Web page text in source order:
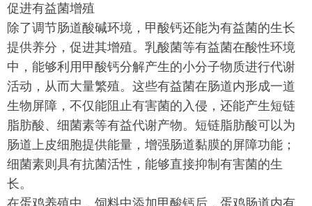
促进有益菌增殖
除了调节肠道酸碱环境，甲酸钙还能为有益菌的生长
提供养分，促进其增殖。乳酸菌等有益菌在酸性环境
中，能够利用甲酸钙分解产生的小分子物质进行代谢
活动，从而大量繁殖。这些有益菌在肠道内形成一道
生物屏障，不仅能阻止有害菌的入侵，还能产生短链
脂肪酸、细菌素等有益代谢产物。短链脂肪酸可以为
肠道上皮细胞提供能量，增强肠道黏膜的屏障功能；
细菌素则具有抗菌活性，能够直接抑制有害菌的生
长。
在蛋鸡养殖中，饲料中添加甲酸钙后，蛋鸡肠道内有